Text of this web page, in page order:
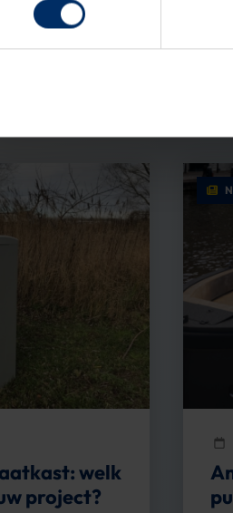
om te lezen
welk
project?